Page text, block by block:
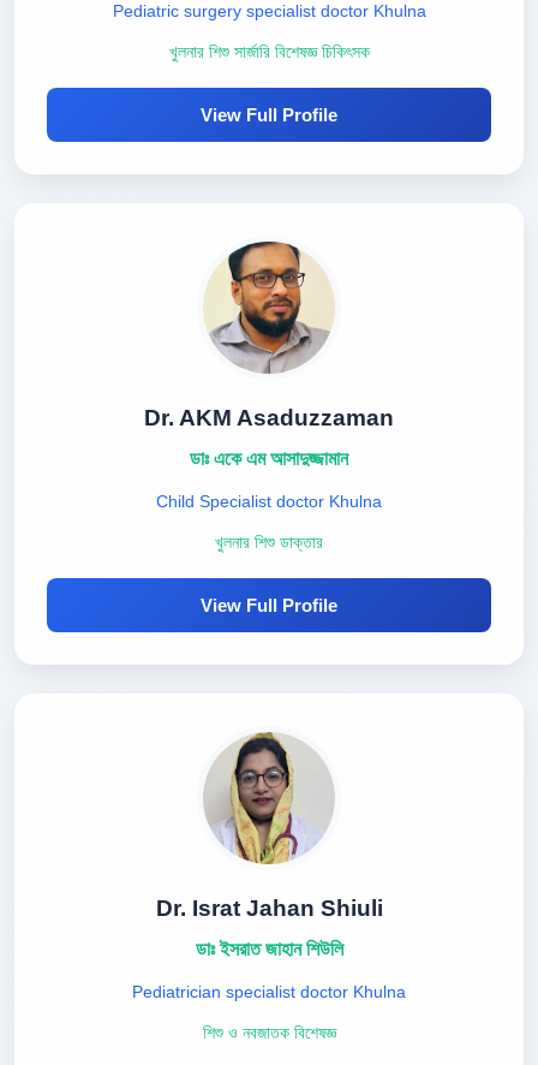
Pediatric surgery specialist doctor Khulna
খুলনার শিশু সার্জারি বিশেষজ্ঞ চিকিৎসক
View Full Profile
Dr. AKM Asaduzzaman
ডাঃ একে এম আসাদুজ্জামান
Child Specialist doctor Khulna
খুলনার শিশু ডাক্তার
View Full Profile
Dr. Israt Jahan Shiuli
ডাঃ ইসরাত জাহান শিউলি
Pediatrician specialist doctor Khulna
শিশু ও নবজাতক বিশেষজ্ঞ